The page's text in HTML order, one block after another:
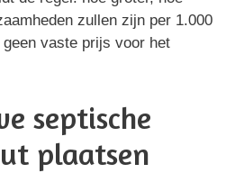
zullen zijn per 1.000
geen vaste prijs voor het
septische
plaatsen